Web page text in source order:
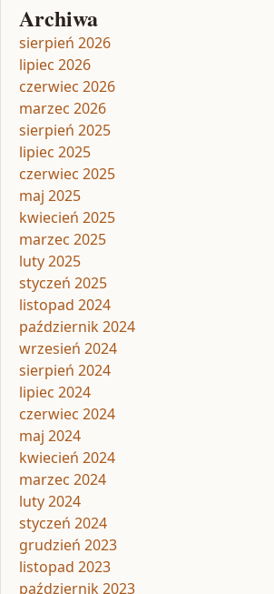
Archiwa
sierpień 2026
lipiec 2026
czerwiec 2026
marzec 2026
sierpień 2025
lipiec 2025
czerwiec 2025
maj 2025
kwiecień 2025
marzec 2025
luty 2025
styczeń 2025
listopad 2024
październik 2024
wrzesień 2024
sierpień 2024
lipiec 2024
czerwiec 2024
maj 2024
kwiecień 2024
marzec 2024
luty 2024
styczeń 2024
grudzień 2023
listopad 2023
październik 2023